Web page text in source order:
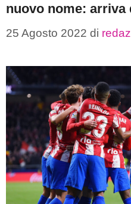
nuovo nome: arriva
25 Agosto 2022 di